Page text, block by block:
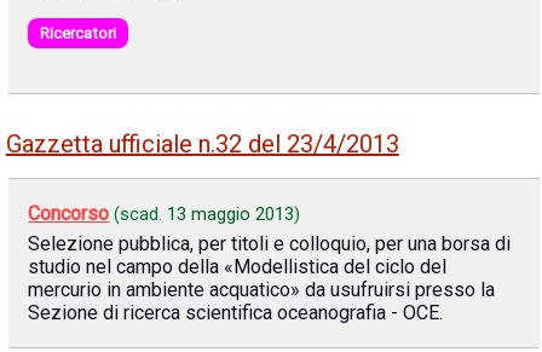
Ricercatori
Gazzetta ufficiale n.32 del 23/4/2013
Concorso (scad. 13 maggio 2013)
Selezione pubblica, per titoli e colloquio, per una borsa di
studio nel campo della «Modellistica del ciclo del
mercurio in ambiente acquatico» da usufruirsi presso la
Sezione di ricerca scientifica oceanografia - OCE.